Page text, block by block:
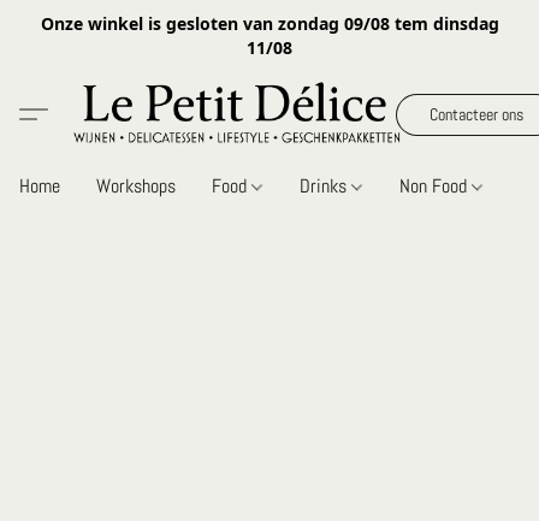
Onze winkel is gesloten van zondag 09/08 tem dinsdag
11/08
Contacteer ons
Home Workshops Food Drinks Non Food